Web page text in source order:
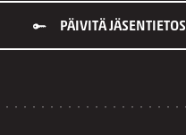
PÄIVITÄ JÄSENTIETOSI